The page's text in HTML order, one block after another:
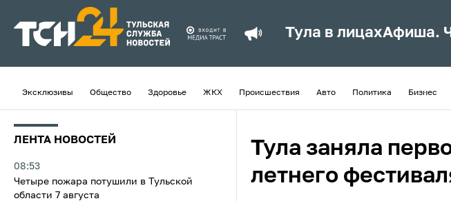
Тула в лицахАфиша.
Эксклюзивы Общество Здоровье ЖКХ Происшествия Авто Политика Бизнес
ЛЕНТА НОВОСТЕЙ
08:53
Четыре пожара потушили в Тульской
области 7 августа
Тула заняла
летнего